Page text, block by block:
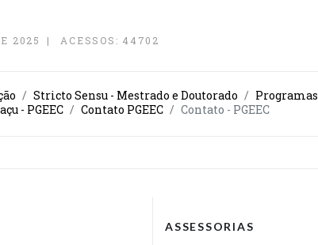
2025 ACESSOS: 44702
Stricto Sensu - Mestrado e Doutorado Programas
- PGEEC
Contato PGEEC Contato - PGEEC
ASSESSORIAS